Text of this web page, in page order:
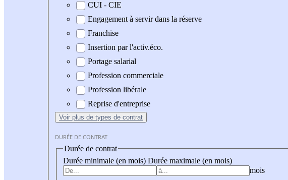
CUI - CIE
Engagement à servir dans la réserve
Franchise
Insertion par l'activ.éco.
Portage salarial
Profession commerciale
Profession libérale
Reprise d'entreprise
Voir plus de types de contrat
DURÉE DE CONTRAT
Durée de contrat
Durée minimale (en mois) Durée maximale (en mois)
mois